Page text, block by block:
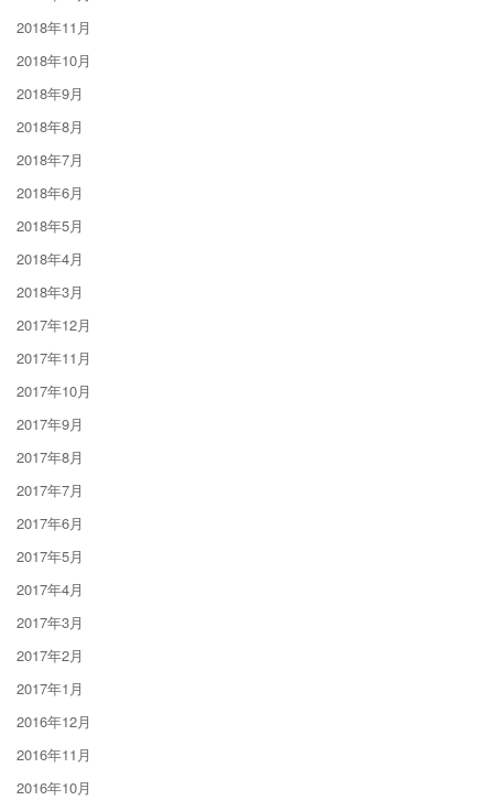
2018年11月
2018年10月
2018年9月
2018年8月
2018年7月
2018年6月
2018年5月
2018年4月
2018年3月
2017年12月
2017年11月
2017年10月
2017年9月
2017年8月
2017年7月
2017年6月
2017年5月
2017年4月
2017年3月
2017年2月
2017年1月
2016年12月
2016年11月
2016年10月